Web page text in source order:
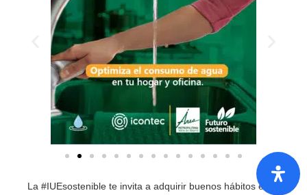
La #IUEsostenible te invita a adquirir buenos hábitos en el